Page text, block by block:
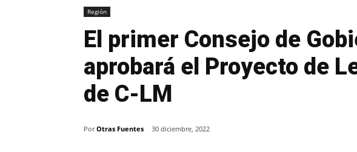
Región
El primer Consejo de
aprobará el Proyecto de
de C-LM
Por Otras Fuentes 30 diciembre, 2022